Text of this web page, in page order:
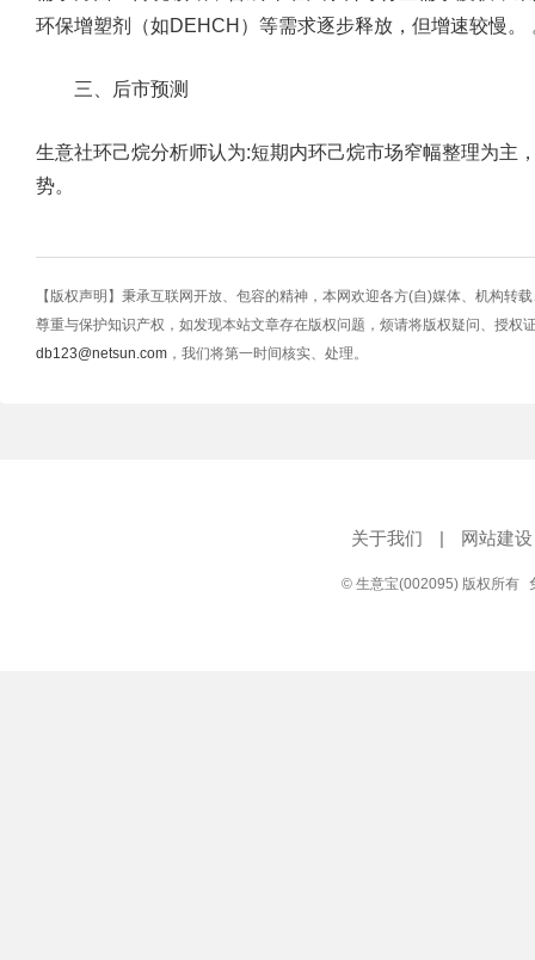
环保增塑剂（如DEHCH）等需求逐步释放，但增速较慢‌。
三、后市预测
生意社环己烷分析师认为:短期内环己烷市场窄幅整理为主
势。
【版权声明】秉承互联网开放、包容的精神，本网欢迎各方(自)媒体、机构转
尊重与保护知识产权，如发现本站文章存在版权问题，烦请将版权疑问、授权
db123@netsun.com ，我们将第一时间核实、处理。
关于我们 | 网站建设
© 生意宝(002095) 版权所有